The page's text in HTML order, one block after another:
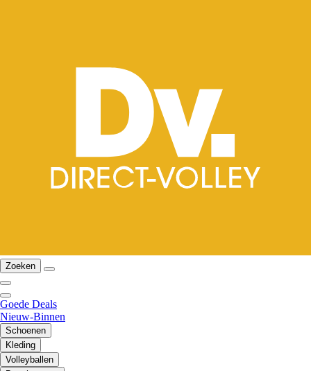
Zoeken
Goede Deals
Nieuw-Binnen
Schoenen
Kleding
Volleyballen